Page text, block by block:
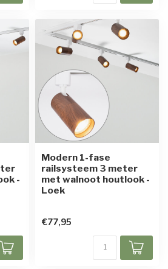
-
Modern 1-fase
railsysteem 3 meter
met walnoot houtlook -
Loek
€77,95